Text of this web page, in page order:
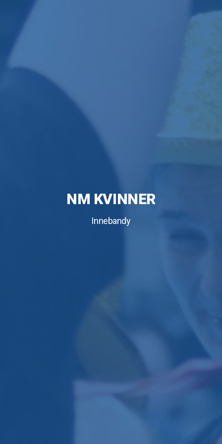
NM KVINNER
Innebandy